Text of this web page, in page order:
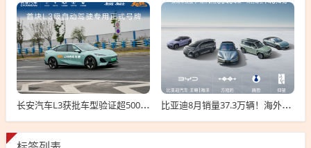
长安汽车L3获批车型验证超500万公里：无任何违规！ 比亚迪8月销量37.3万辆！海外卖疯了 暴增146%